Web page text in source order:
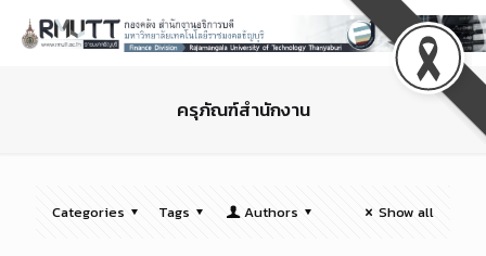
ครุภัณฑ์สำนักงาน
Categories Tags Authors Show all